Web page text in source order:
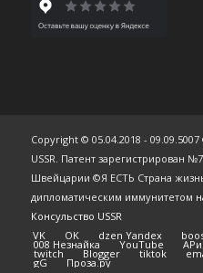
Copyright © 05.04.2018 -
USSR. Патент зарегистрирован
Швейцарии ©Я ЕСТЬ Страна
дипломатическим иммунитетом
Консульство USSR
VK
OK dzen Yandex
008 Незнайка YouTube
twitch Blogger tiktok
gG Проза.ру